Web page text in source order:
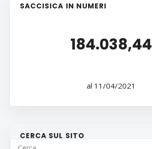
SACCISICA IN NUMERI
184.038,44
al 11/04/2021
CERCA SUL SITO